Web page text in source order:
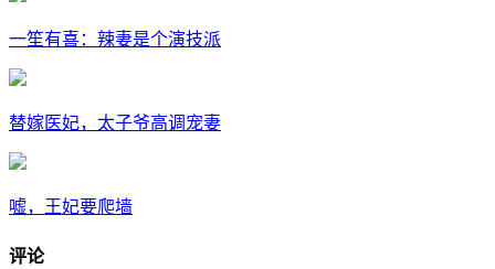
一笙有喜：辣妻是个演技派
替嫁医妃，太子爷高调宠妻
嘘，王妃要爬墙
评论